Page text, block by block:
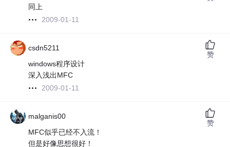
同上
2009-01-11
csdn5211
windows程序设计
深入浅出MFC
2009-01-11
赞
malganis00
MFC似乎已经不入流！
但是好像思想很好！
赞